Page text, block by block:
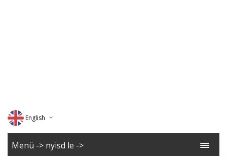
English
Deutsch
Menü -> nyisd le ->